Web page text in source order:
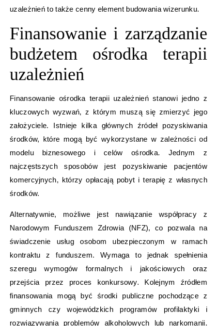
uzależnień to także cenny element budowania wizerunku.
Finansowanie i zarządzanie
budżetem ośrodka terapii
uzależnień
Finansowanie ośrodka terapii uzależnień stanowi jedno z
kluczowych wyzwań, z którym muszą się zmierzyć jego
założyciele. Istnieje kilka głównych źródeł pozyskiwania
środków, które mogą być wykorzystane w zależności od
modelu biznesowego i celów ośrodka. Jednym z
najczęstszych sposobów jest pozyskiwanie pacjentów
komercyjnych, którzy opłacają pobyt i terapię z własnych
środków.
Alternatywnie, możliwe jest nawiązanie współpracy z
Narodowym Funduszem Zdrowia (NFZ), co pozwala na
świadczenie usług osobom ubezpieczonym w ramach
kontraktu z funduszem. Wymaga to jednak spełnienia
szeregu wymogów formalnych i jakościowych oraz
przejścia przez proces konkursowy. Kolejnym źródłem
finansowania mogą być środki publiczne pochodzące z
gminnych czy wojewódzkich programów profilaktyki i
rozwiązywania problemów alkoholowych lub narkomanii.